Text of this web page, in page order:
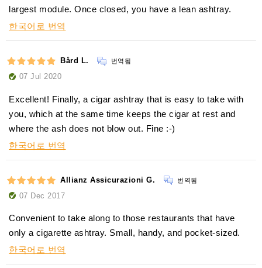
largest module. Once closed, you have a lean ashtray.
한국어로 번역
Bård L. 번역됨
07 Jul 2020
Excellent! Finally, a cigar ashtray that is easy to take with
you, which at the same time keeps the cigar at rest and
where the ash does not blow out. Fine :-)
한국어로 번역
Allianz Assicurazioni G. 번역됨
07 Dec 2017
Convenient to take along to those restaurants that have
only a cigarette ashtray. Small, handy, and pocket-sized.
한국어로 번역